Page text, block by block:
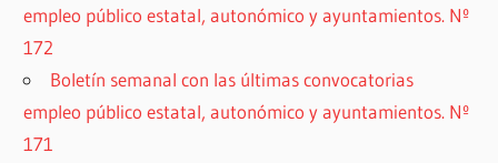
empleo público estatal, autonómico y ayuntamientos. Nº
172
Boletín semanal con las últimas convocatorias
empleo público estatal, autonómico y ayuntamientos. Nº
171